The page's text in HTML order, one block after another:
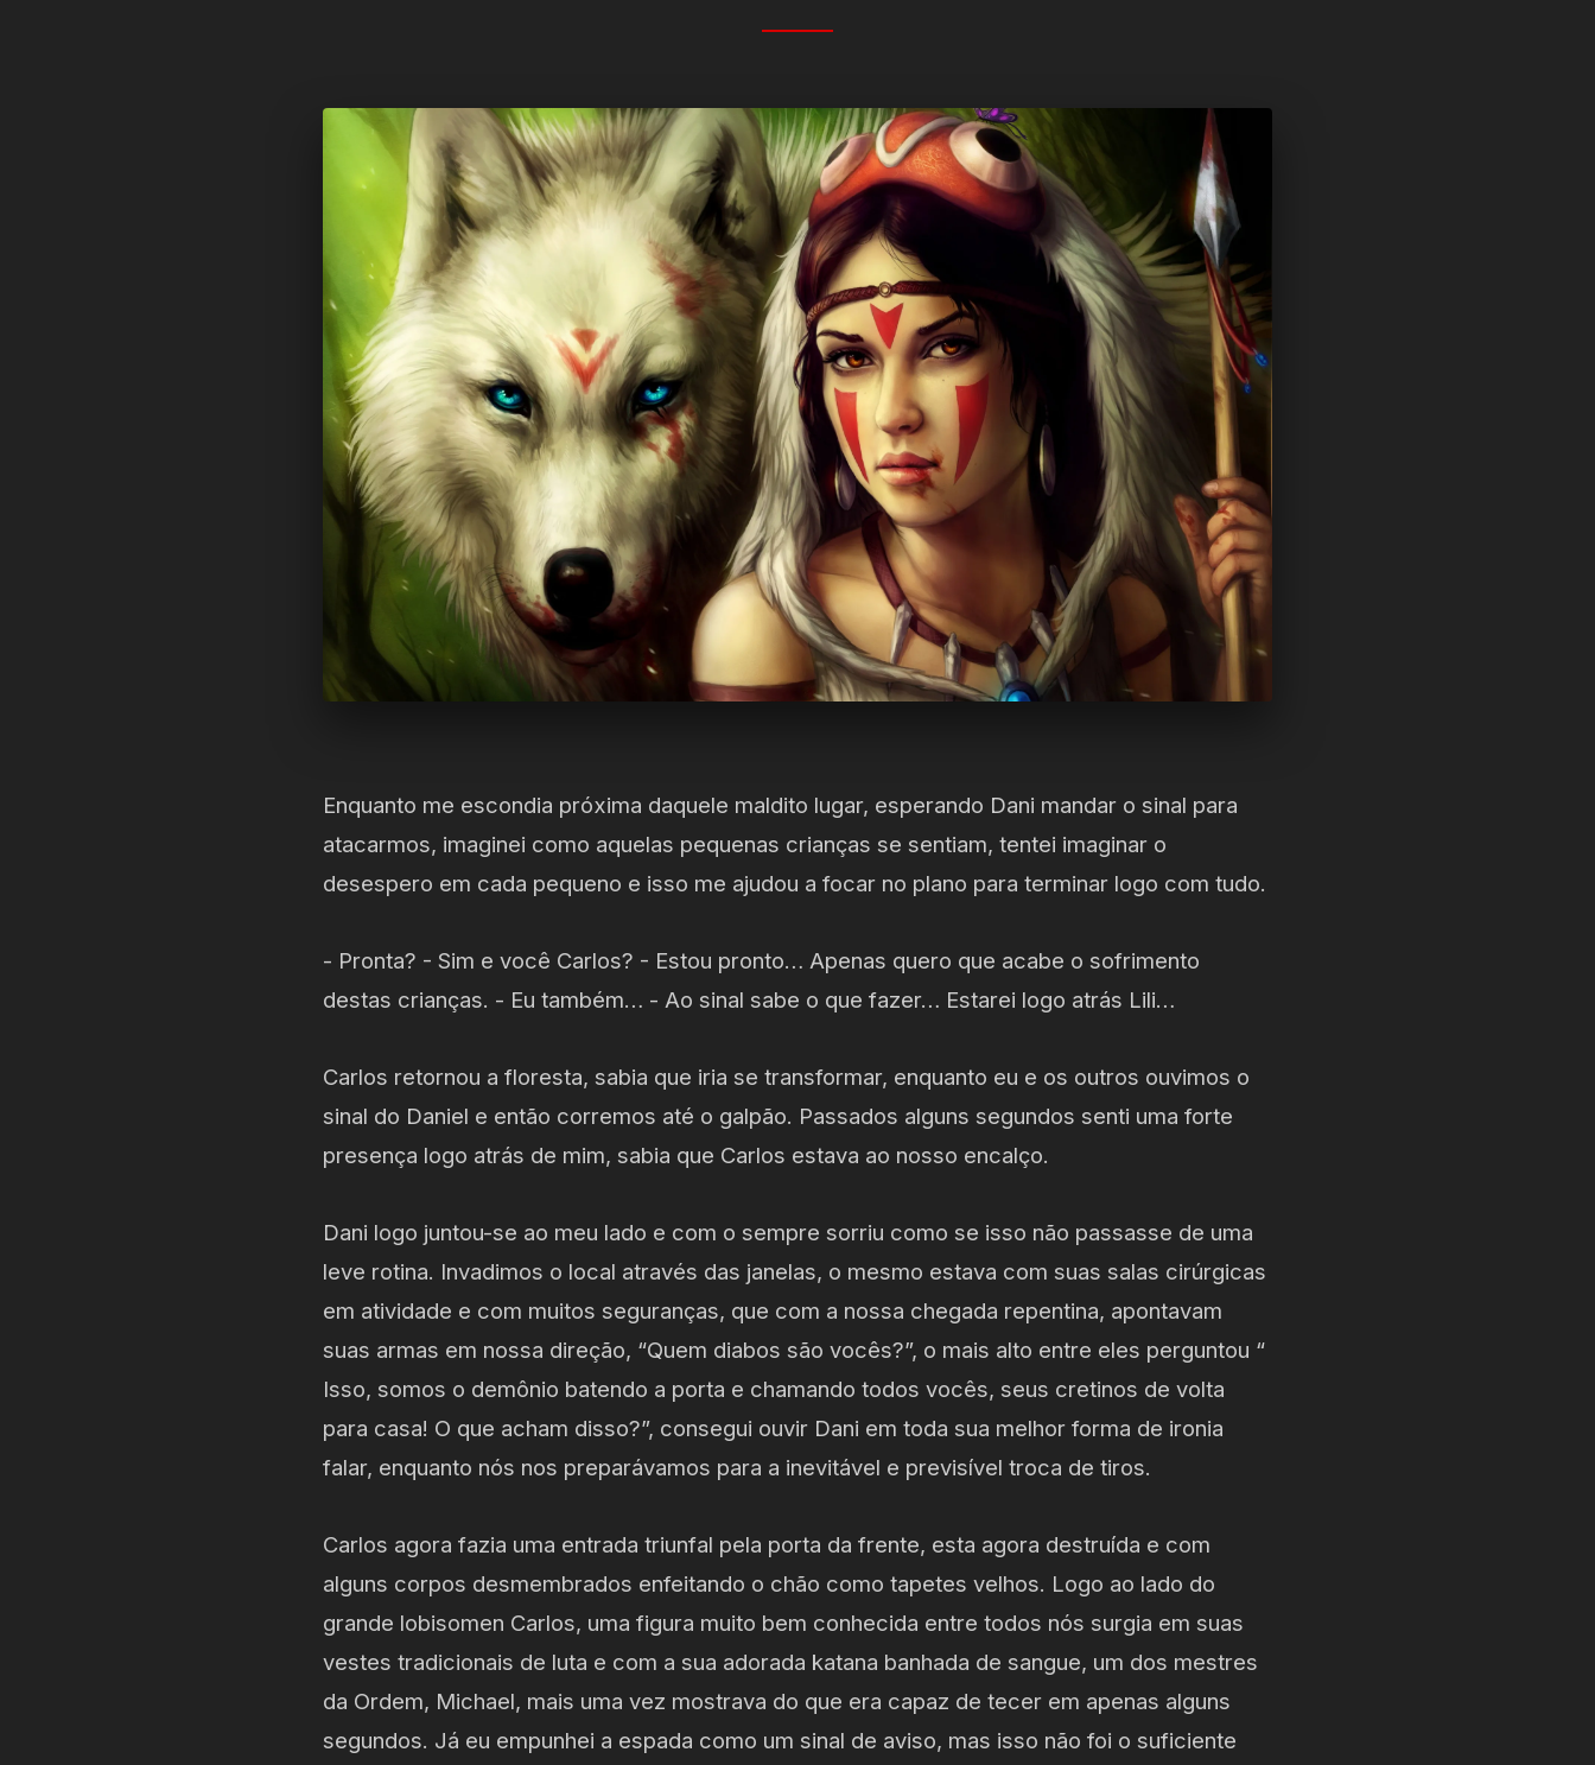
Enquanto me escondia próxima daquele maldito lugar, esperando Dani mandar o sinal para
atacarmos, imaginei como aquelas pequenas crianças se sentiam, tentei imaginar o
desespero em cada pequeno e isso me ajudou a focar no plano para terminar logo com tudo.
- Pronta? - Sim e você Carlos? - Estou pronto… Apenas quero que acabe o sofrimento
destas crianças. - Eu também… - Ao sinal sabe o que fazer… Estarei logo atrás Lili…
Carlos retornou a floresta, sabia que iria se transformar, enquanto eu e os outros ouvimos o
sinal do Daniel e então corremos até o galpão. Passados alguns segundos senti uma forte
presença logo atrás de mim, sabia que Carlos estava ao nosso encalço.
Dani logo juntou-se ao meu lado e com o sempre sorriu como se isso não passasse de uma
leve rotina. Invadimos o local através das janelas, o mesmo estava com suas salas cirúrgicas
em atividade e com muitos seguranças, que com a nossa chegada repentina, apontavam
suas armas em nossa direção, “Quem diabos são vocês?”, o mais alto entre eles perguntou “
Isso, somos o demônio batendo a porta e chamando todos vocês, seus cretinos de volta
para casa! O que acham disso?”, consegui ouvir Dani em toda sua melhor forma de ironia
falar, enquanto nós nos preparávamos para a inevitável e previsível troca de tiros.
Carlos agora fazia uma entrada triunfal pela porta da frente, esta agora destruída e com
alguns corpos desmembrados enfeitando o chão como tapetes velhos. Logo ao lado do
grande lobisomen Carlos, uma figura muito bem conhecida entre todos nós surgia em suas
vestes tradicionais de luta e com a sua adorada katana banhada de sangue, um dos mestres
da Ordem, Michael, mais uma vez mostrava do que era capaz de tecer em apenas alguns
segundos. Já eu empunhei a espada como um sinal de aviso, mas isso não foi o suficiente